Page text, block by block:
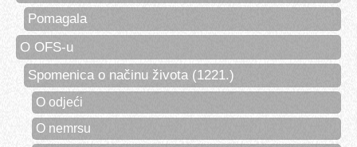
Pomagala
O OFS-u
Spomenica o načinu života (1221.)
O odjeći
O nemrsu